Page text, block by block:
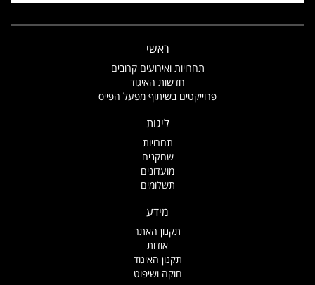
ראשי
תחרויות ואירועים קרובים
חדשות האיגוד
פרוייקטים בשיתוף מפעל הפייס
ליגות
תחרויות
שחקנים
מועדונים
תשלומים
מידע
תקנון האתר
אודות
תקנון האיגוד
חוקה ושיפוט